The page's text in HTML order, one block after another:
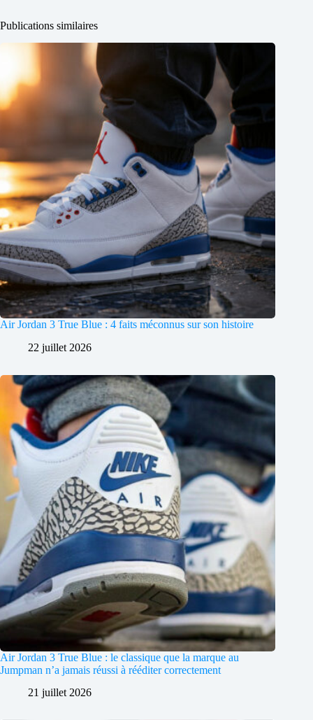
Publications similaires
Air Jordan 3 True Blue : 4 faits méconnus sur son histoire
22 juillet 2026
Air Jordan 3 True Blue : le classique que la marque au
Jumpman n’a jamais réussi à rééditer correctement
21 juillet 2026